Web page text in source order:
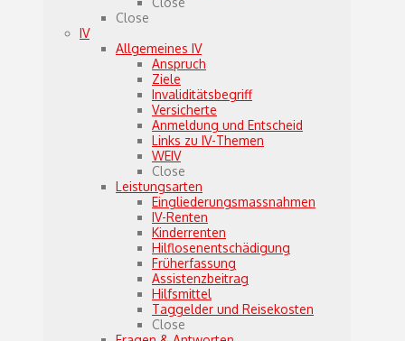
Close
IV
Allgemeines IV
Anspruch
Ziele
Invaliditätsbegriff
Versicherte
Anmeldung und Entscheid
Links zu IV-Themen
WEIV
Close
Leistungsarten
Eingliederungsmassnahmen
IV-Renten
Kinderrenten
Hilflosenentschädigung
Früherfassung
Assistenzbeitrag
Hilfsmittel
Taggelder und Reisekosten
Close